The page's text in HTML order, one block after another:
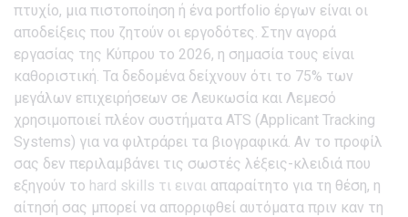
πτυχίο, μια πιστοποίηση ή ένα portfolio έργων είναι οι
αποδείξεις που ζητούν οι εργοδότες. Στην αγορά
εργασίας της Κύπρου το 2026, η σημασία τους είναι
καθοριστική. Τα δεδομένα δείχνουν ότι το 75% των
μεγάλων επιχειρήσεων σε Λευκωσία και Λεμεσό
χρησιμοποιεί πλέον συστήματα ATS (Applicant Tracking
Systems) για να φιλτράρει τα βιογραφικά. Αν το προφίλ
σας δεν περιλαμβάνει τις σωστές λέξεις-κλειδιά που
εξηγούν το hard skills τι ειναι απαραίτητο για τη θέση, η
αίτησή σας μπορεί να απορριφθεί αυτόματα πριν καν τη